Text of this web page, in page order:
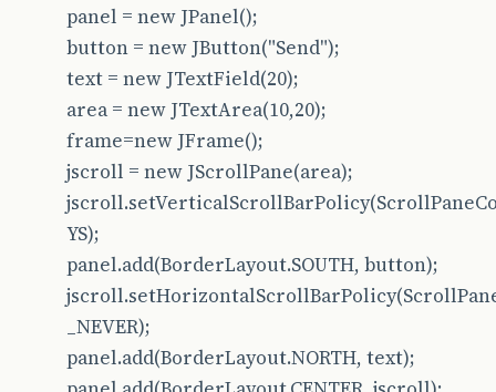
panel = new JPanel();
button = new JButton("Send");
text = new JTextField(20);
area = new JTextArea(10,20);
frame=new JFrame();
jscroll = new JScrollPane(area);
YS);
panel.add(BorderLayout.SOUTH, button);
_NEVER);
panel.add(BorderLayout.NORTH, text);